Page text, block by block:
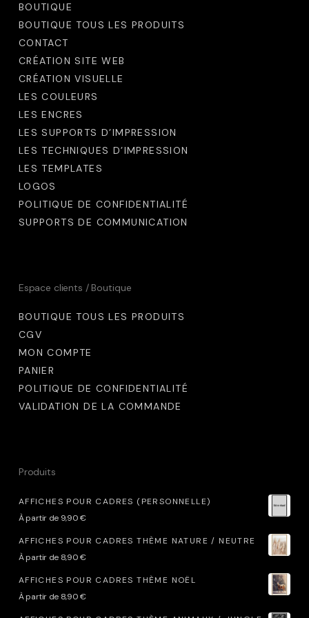
sur
la
page
du
produit
sur
BOUTIQUE
BOUTIQUE TOUS LES PRODUITS
CONTACT
CRÉATION SITE WEB
CRÉATION VISUELLE
LES COULEURS
LES ENCRES
LES SUPPORTS D’IMPRESSION
LES TECHNIQUES D’IMPRESSION
LES TEMPLATES
LOGOS
POLITIQUE DE CONFIDENTIALITÉ
SUPPORTS DE COMMUNICATION
Espace clients / Boutique
BOUTIQUE TOUS LES PRODUITS
CGV
MON COMPTE
PANIER
POLITIQUE DE CONFIDENTIALITÉ
VALIDATION DE LA COMMANDE
Produits
AFFICHES POUR CADRES (PERSONNELLE)
À partir de 9,90€
AFFICHES POUR CADRES THÈME NATURE / NEUTRE
À partir de 8,90€
AFFICHES POUR CADRES THÈME NOËL
À partir de 8,90€